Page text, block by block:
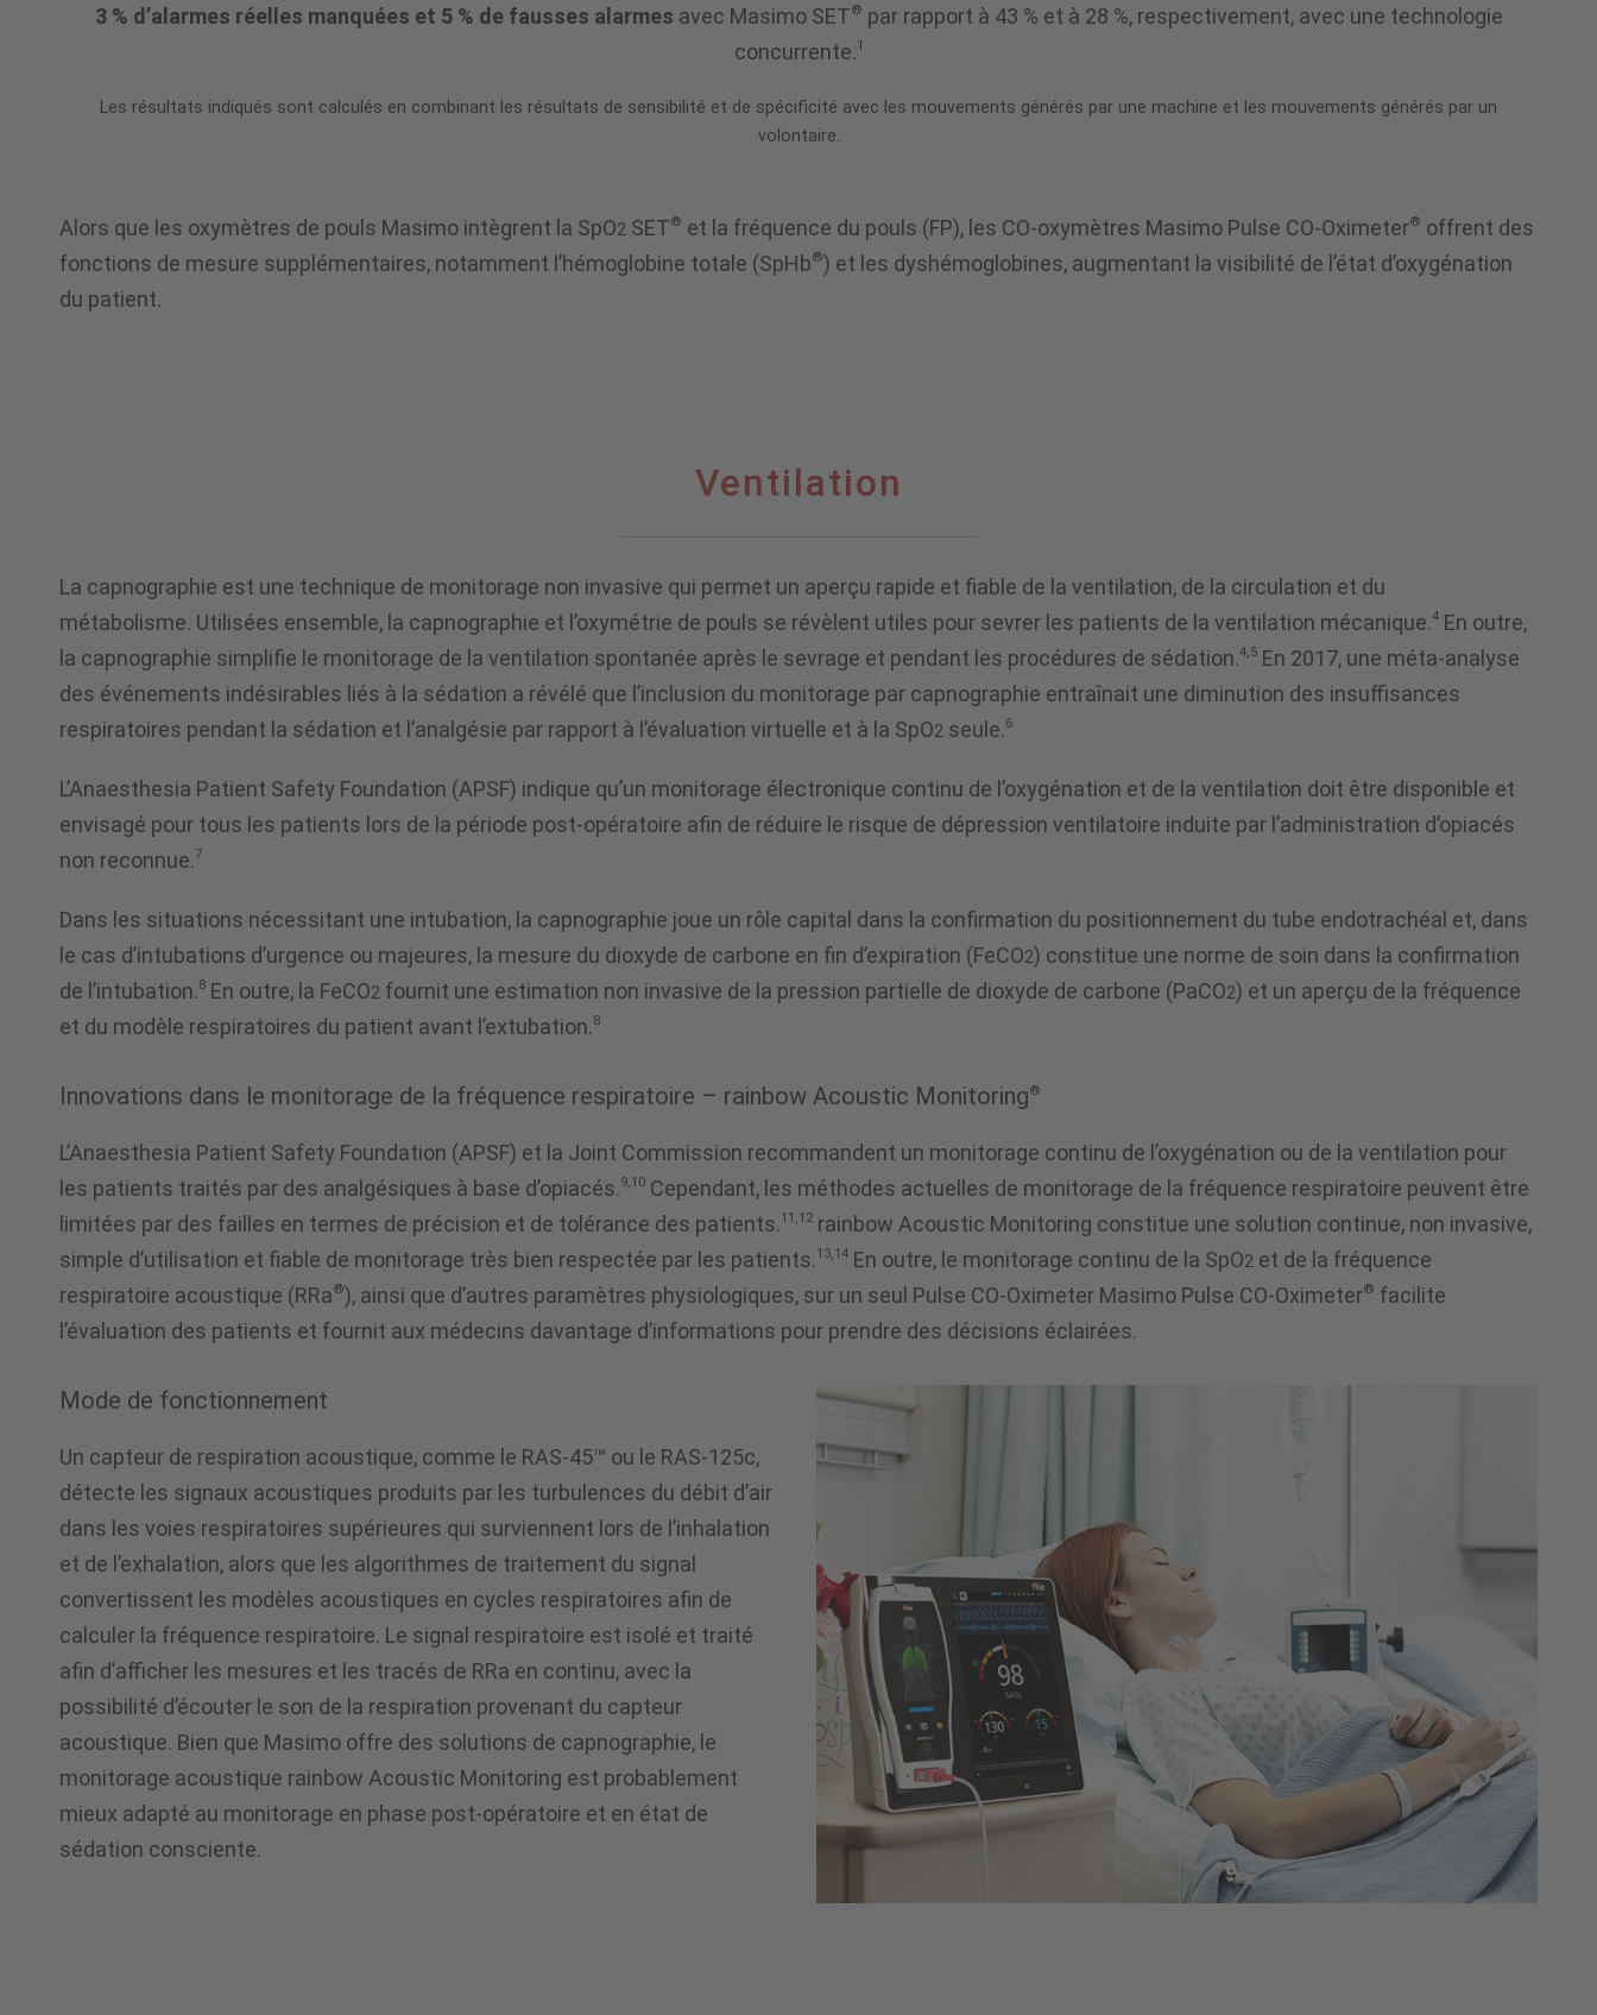
3 % d’alarmes réelles manquées et 5 % de fausses alarmes avec Masimo SET® par rapport à 43 % et à 28 %, respectivement, avec une technologie
concurrente.1
Les résultats indiqués sont calculés en combinant les résultats de sensibilité et de spécificité avec les mouvements générés par une machine et les mouvements générés par un
volontaire.
Alors que les oxymètres de pouls Masimo intègrent la SpO2 SET® et la fréquence du pouls (FP), les CO-oxymètres Masimo Pulse CO-Oximeter® offrent des
fonctions de mesure supplémentaires, notamment l’hémoglobine totale (SpHb®) et les dyshémoglobines, augmentant la visibilité de l’état d’oxygénation
du patient.
Ventilation
La capnographie est une technique de monitorage non invasive qui permet un aperçu rapide et fiable de la ventilation, de la circulation et du
métabolisme. Utilisées ensemble, la capnographie et l’oxymétrie de pouls se révèlent utiles pour sevrer les patients de la ventilation mécanique.4 En outre,
la capnographie simplifie le monitorage de la ventilation spontanée après le sevrage et pendant les procédures de sédation.4,5 En 2017, une méta-analyse
des événements indésirables liés à la sédation a révélé que l’inclusion du monitorage par capnographie entraînait une diminution des insuffisances
respiratoires pendant la sédation et l’analgésie par rapport à l’évaluation virtuelle et à la SpO2 seule.6
L’Anaesthesia Patient Safety Foundation (APSF) indique qu’un monitorage électronique continu de l’oxygénation et de la ventilation doit être disponible et
envisagé pour tous les patients lors de la période post-opératoire afin de réduire le risque de dépression ventilatoire induite par l’administration d’opiacés
non reconnue.7
Dans les situations nécessitant une intubation, la capnographie joue un rôle capital dans la confirmation du positionnement du tube endotrachéal et, dans
le cas d’intubations d’urgence ou majeures, la mesure du dioxyde de carbone en fin d’expiration (FeCO2) constitue une norme de soin dans la confirmation
de l’intubation.8 En outre, la FeCO2 fournit une estimation non invasive de la pression partielle de dioxyde de carbone (PaCO2) et un aperçu de la fréquence
et du modèle respiratoires du patient avant l’extubation.8
Innovations dans le monitorage de la fréquence respiratoire – rainbow Acoustic Monitoring®
L’Anaesthesia Patient Safety Foundation (APSF) et la Joint Commission recommandent un monitorage continu de l’oxygénation ou de la ventilation pour
les patients traités par des analgésiques à base d’opiacés.9,10 Cependant, les méthodes actuelles de monitorage de la fréquence respiratoire peuvent être
limitées par des failles en termes de précision et de tolérance des patients.11,12 rainbow Acoustic Monitoring constitue une solution continue, non invasive,
simple d’utilisation et fiable de monitorage très bien respectée par les patients.13,14 En outre, le monitorage continu de la SpO2 et de la fréquence
respiratoire acoustique (RRa®), ainsi que d’autres paramètres physiologiques, sur un seul Pulse CO-Oximeter Masimo Pulse CO-Oximeter® facilite
l’évaluation des patients et fournit aux médecins davantage d’informations pour prendre des décisions éclairées.
Mode de fonctionnement
Un capteur de respiration acoustique, comme le RAS-45™ ou le RAS-125c,
détecte les signaux acoustiques produits par les turbulences du débit d’air
dans les voies respiratoires supérieures qui surviennent lors de l’inhalation
et de l’exhalation, alors que les algorithmes de traitement du signal
convertissent les modèles acoustiques en cycles respiratoires afin de
calculer la fréquence respiratoire. Le signal respiratoire est isolé et traité
afin d’afficher les mesures et les tracés de RRa en continu, avec la
possibilité d’écouter le son de la respiration provenant du capteur
acoustique. Bien que Masimo offre des solutions de capnographie, le
monitorage acoustique rainbow Acoustic Monitoring est probablement
mieux adapté au monitorage en phase post-opératoire et en état de
sédation consciente.